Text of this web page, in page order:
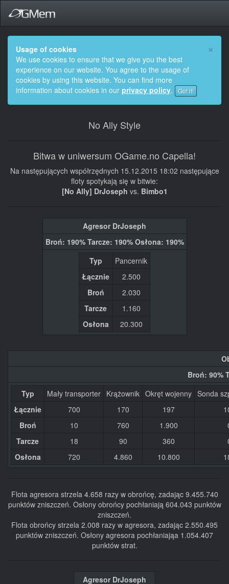
×
Usage of cookies
We use cookies to ensure that we give you the best
experience on our website. You agree to the usage of
cookies by using this website. You can find more
information about cookies in our privacy policy. Got it!
No Ally Style
Bitwa w uniwersum OGame.no Capella!
Na następujących współrzędnych 15.12.2015 18:02 następujące
floty spotykają się w bitwie:
[No Ally] DrJoseph vs. Bimbo1
Agresor DrJoseph
Broń: 190% Tarcze: 190% Osłona: 190%
Typ
Pancernik
Łącznie
2.500
Broń
2.030
Tarcze
1.160
Osłona
20.300
Broń: 90%
Typ
Mały transporter Krążownik Okręt wojenny Sonda
Łącznie
700 170 197
Broń
10 760 1.900
Tarcze
18 90 360
Osłona
720 4.860 10.800
Flota agresora strzela 4.658 razy w obrońcę, zadając 9.455.740
punktów zniszczeń. Osłony obrońcy pochłaniają 604.043 punktów
zniszczeń.
Flota obrońcy strzela 2.008 razy w agresora, zadając 2.550.495
punktów zniszczeń. Osłony agresora pochłaniająa 1.054.407
punktów strat.
Agresor DrJoseph